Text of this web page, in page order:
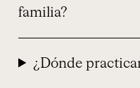
familia?
¿Dónde